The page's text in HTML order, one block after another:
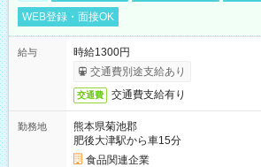
WEB登録・面接OK
給与
時給1300円
交通費別途支給あり
交通費 交通費支給有り
勤務地
熊本県菊池郡
肥後大津駅から車15分
食品関連企業